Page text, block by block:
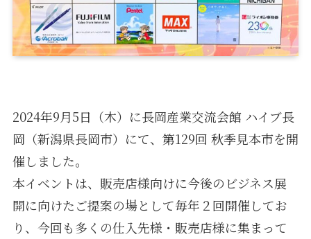
2024年9月5日（木）に長岡産業交流会館 ハイブ長
岡（新潟県長岡市）にて、第129回 秋季見本市を開
催しました。
本イベントは、販売店様向けに今後のビジネス展
開に向けたご提案の場として毎年２回開催してお
り、今回も多くの仕入先様・販売店様に集まって